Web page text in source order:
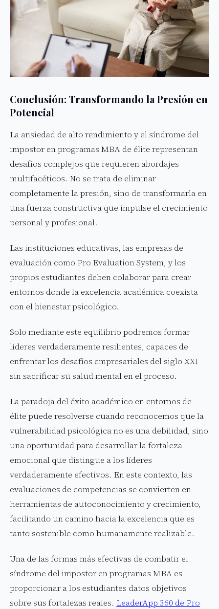
Conclusión: Transformando la Presión en
Potencial
La ansiedad de alto rendimiento y el síndrome del
impostor en programas MBA de élite representan
desafíos complejos que requieren abordajes
multifacéticos. No se trata de eliminar
completamente la presión, sino de transformarla en
una fuerza constructiva que impulse el crecimiento
personal y profesional.
Las instituciones educativas, las empresas de
evaluación como Pro Evaluation System, y los
propios estudiantes deben colaborar para crear
entornos donde la excelencia académica coexista
con el bienestar psicológico.
Solo mediante este equilibrio podremos formar
líderes verdaderamente resilientes, capaces de
enfrentar los desafíos empresariales del siglo XXI
sin sacrificar su salud mental en el proceso.
La paradoja del éxito académico en entornos de
élite puede resolverse cuando reconocemos que la
vulnerabilidad psicológica no es una debilidad, sino
una oportunidad para desarrollar la fortaleza
emocional que distingue a los líderes
verdaderamente efectivos. En este contexto, las
evaluaciones de competencias se convierten en
herramientas de autoconocimiento y crecimiento,
facilitando un camino hacia la excelencia que es
tanto sostenible como humanamente realizable.
Una de las formas más efectivas de combatir el
síndrome del impostor en programas MBA es
proporcionar a los estudiantes datos objetivos
sobre sus fortalezas reales. LeaderApp 360 de Pro